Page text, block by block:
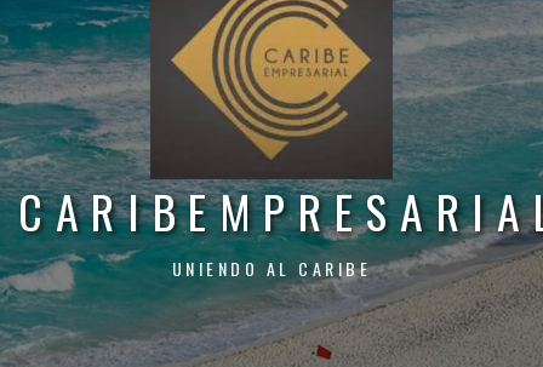
UNIENDO AL CARIBE